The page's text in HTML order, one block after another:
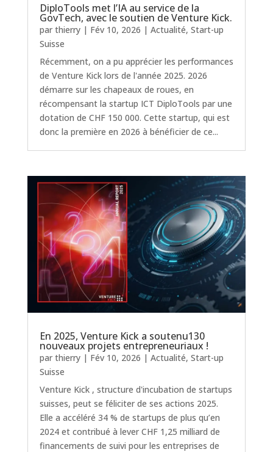
DiploTools met l’IA au service de la
GovTech, avec le soutien de Venture Kick.
par thierry| Fév 10, 2026 | Actualité, Start-up
Suisse
Récemment, on a pu apprécier les performances
de Venture Kick lors de l'année 2025. 2026
démarre sur les chapeaux de roues, en
récompensant la startup ICT DiploTools par une
dotation de CHF 150 000. Cette startup, qui est
donc la première en 2026 à bénéficier de ce...
En 2025, Venture Kick a soutenu130
nouveaux projets entrepreneuriaux !
par thierry| Fév 10, 2026 | Actualité, Start-up
Suisse
Venture Kick , structure d'incubation de startups
suisses, peut se féliciter de ses actions 2025.
Elle a accéléré 34 % de startups de plus qu’en
2024 et contribué à lever CHF 1,25 milliard de
financements de suivi pour les entreprises de